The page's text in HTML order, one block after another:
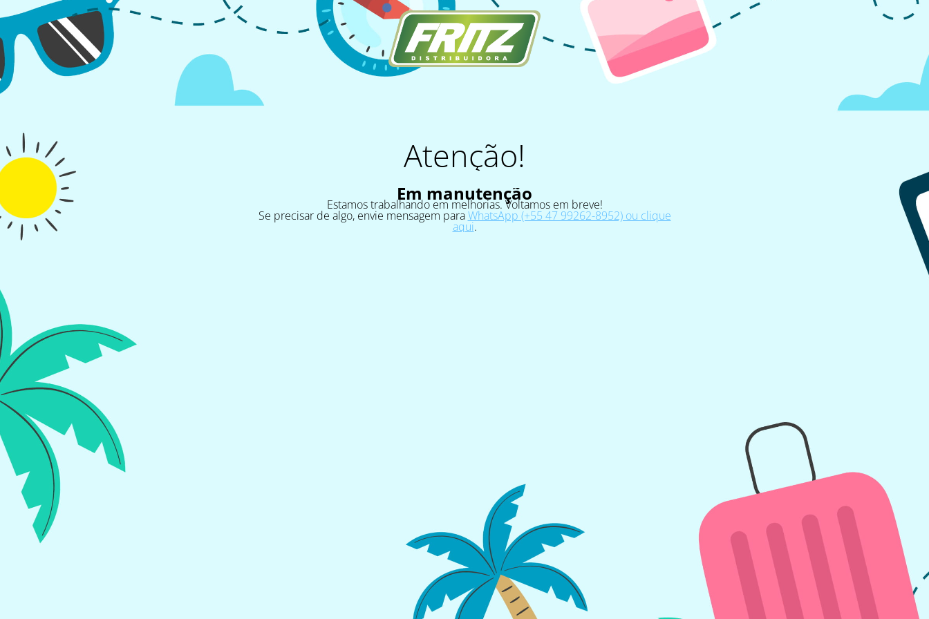
Atenção!
Em manutenção
Estamos trabalhando em melhorias. Voltamos em breve!
Se precisar de algo, envie mensagem paraWhatsApp (+55 47 99262-8952) ou clique
aqui.